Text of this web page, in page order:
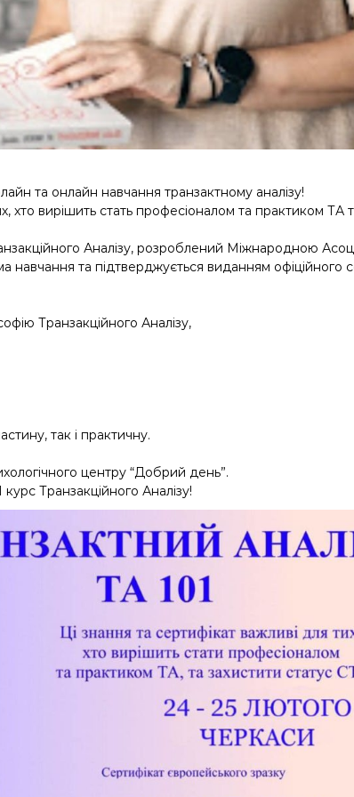
та онлайн навчання транзактному аналізу!
хто вирішить стать професіоналом та практиком ТА
Аналізу, розроблений Міжнародною
навчання та підтверджується виданням офіційного
Транзакційного Аналізу,
так і практичну.
центру “Добрий день”.
Транзакційного Аналізу!